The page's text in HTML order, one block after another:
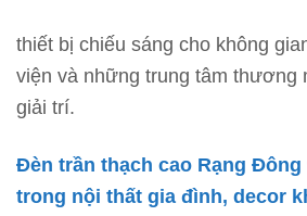
thiết bị chiếu sáng cho không
viện và những trung tâm thương
giải trí.
Đèn trần thạch cao Rạng Đông
trong nội thất gia đình, decor